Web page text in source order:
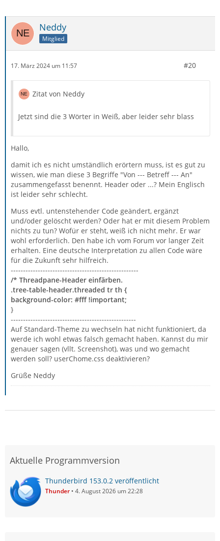
Neddy
Mitglied
17. März 2024 um 11:57 #20
Zitat von Neddy
Jetzt sind die 3 Wörter in Weiß, aber leider sehr blass
Hallo,
damit ich es nicht umständlich erörtern muss, ist es gut zu
wissen, wie man diese 3 Begriffe "Von --- Betreff --- An"
zusammengefasst benennt. Header oder ...? Mein Englisch
ist leider sehr schlecht.
Muss evtl. untenstehender Code geändert, ergänzt
und/oder gelöscht werden? Oder hat er mit diesem Problem
nichts zu tun? Wofür er steht, weiß ich nicht mehr. Er war
wohl erforderlich. Den habe ich vom Forum vor langer Zeit
erhalten. Eine deutsche Interpretation zu allen Code wäre
für die Zukunft sehr hilfreich.
----------------------------------------------------
/* Threadpane-Header einfärben.
.tree-table-header.threaded tr th {
background-color: #fff !important;
}
---------------------------------------------------
Auf Standard-Theme zu wechseln hat nicht funktioniert, da
werde ich wohl etwas falsch gemacht haben. Kannst du mir
genauer sagen (vllt. Screenshot), was und wo gemacht
werden soll? userChome.css deaktivieren?
Grüße Neddy
Aktuelle Programmversion
Thunderbird 153.0.2 veröffentlicht
Thunder 4. August 2026 um 22:28